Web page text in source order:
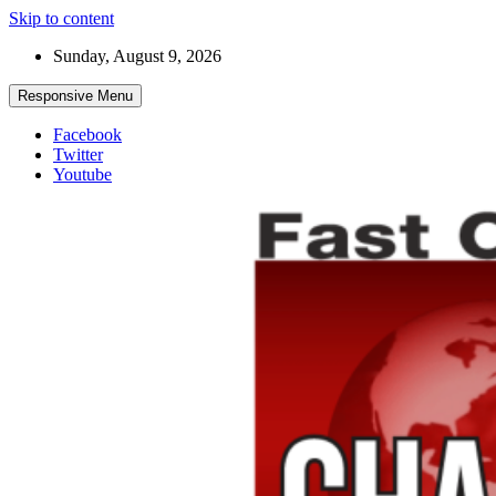
Skip to content
Sunday, August 9, 2026
Responsive Menu
Facebook
Twitter
Youtube